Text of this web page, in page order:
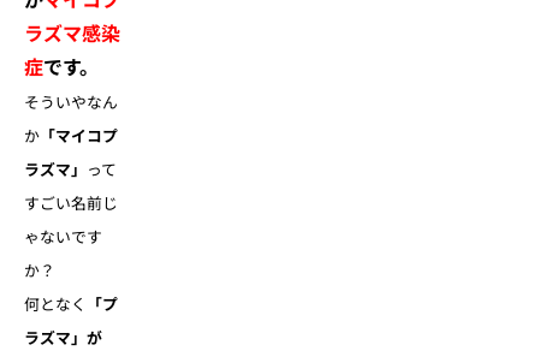
ラズマ感染
症です。
そういやなん
か 「マイコプ
ラズマ」 って
すごい名前じ
ゃないです
か？
何となく
「プ
ラズマ」が